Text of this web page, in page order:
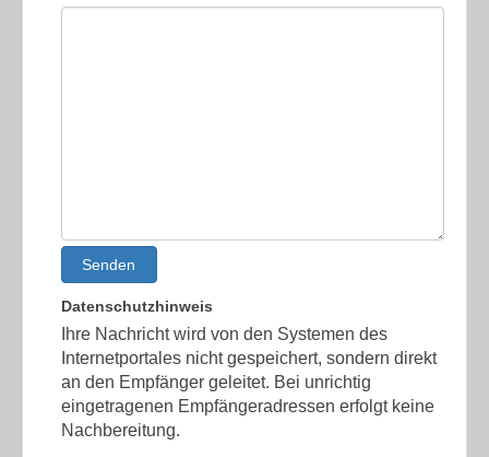
Senden
Datenschutzhinweis
Ihre Nachricht wird von den Systemen des
Internetportales nicht gespeichert, sondern direkt
an den Empfänger geleitet. Bei unrichtig
eingetragenen Empfängeradressen erfolgt keine
Nachbereitung.